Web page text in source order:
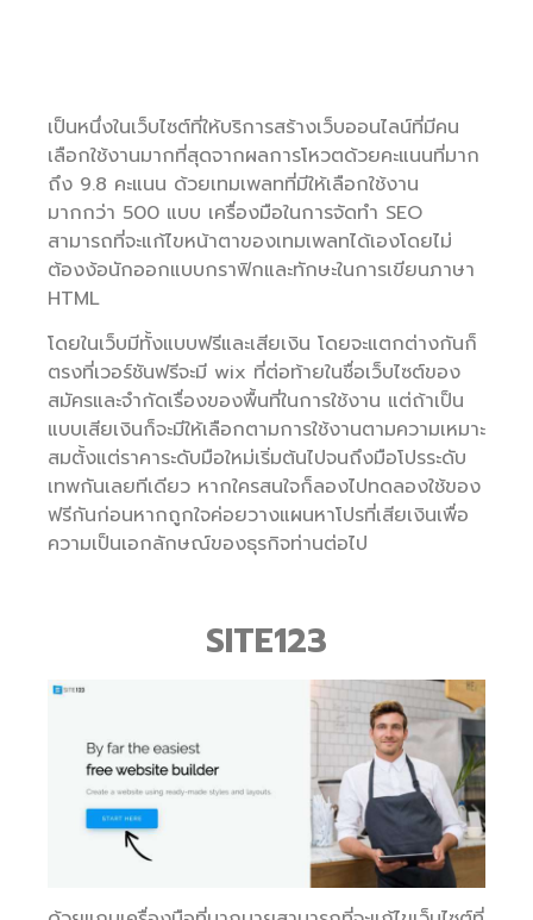
เป็นหนึ่งในเว็บไซต์ที่ให้บริการสร้างเว็บออนไลน์ที่มีคน
เลือกใช้งานมากที่สุดจากผลการโหวตด้วยคะแนนที่มาก
ถึง 9.8 คะแนน ด้วยเทมเพลทที่มีให้เลือกใช้งาน
มากกว่า 500 แบบ เครื่องมือในการจัดทำ SEO
สามารถที่จะแก้ไขหน้าตาของเทมเพลทได้เองโดยไม่
ต้องง้อนักออกแบบกราฟิกและทักษะในการเขียนภาษา
HTML
โดยในเว็บมีทั้งแบบฟรีและเสียเงิน โดยจะแตกต่างกันก็
ตรงที่เวอร์ชันฟรีจะมี wix ที่ต่อท้ายในชื่อเว็บไซต์ของ
สมัครและจำกัดเรื่องของพื้นที่ในการใช้งาน แต่ถ้าเป็น
แบบเสียเงินก็จะมีให้เลือกตามการใช้งานตามความเหมาะ
สมตั้งแต่ราคาระดับมือใหม่เริ่มต้นไปจนถึงมือโปรระดับ
เทพกันเลยทีเดียว หากใครสนใจก็ลองไปทดลองใช้ของ
ฟรีกันก่อนหากถูกใจค่อยวางแผนหาโปรที่เสียเงินเพื่อ
ความเป็นเอกลักษณ์ของธุรกิจท่านต่อไป
SITE123